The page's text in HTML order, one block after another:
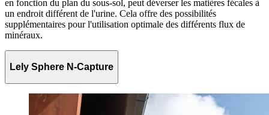
en fonction du plan du sous-sol, peut déverser les matières fécales à
un endroit différent de l'urine. Cela offre des possibilités
supplémentaires pour l'utilisation optimale des différents flux de
minéraux.
Lely Sphere N-Capture